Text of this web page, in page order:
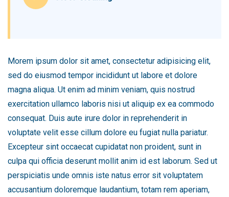
Morem ipsum dolor sit amet, consectetur adipisicing elit,
sed do eiusmod tempor incididunt ut labore et dolore
magna aliqua. Ut enim ad minim veniam, quis nostrud
exercitation ullamco laboris nisi ut aliquip ex ea commodo
consequat. Duis aute irure dolor in reprehenderit in
voluptate velit esse cillum dolore eu fugiat nulla pariatur.
Excepteur sint occaecat cupidatat non proident, sunt in
culpa qui officia deserunt mollit anim id est laborum. Sed ut
perspiciatis unde omnis iste natus error sit voluptatem
accusantium doloremque laudantium, totam rem aperiam,